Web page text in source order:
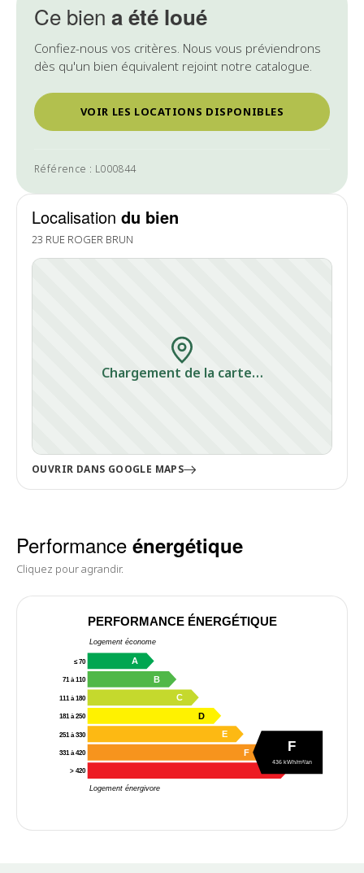
Ce bien a été loué
Confiez-nous vos critères. Nous vous préviendrons
dès qu'un bien équivalent rejoint notre catalogue.
VOIR LES LOCATIONS DISPONIBLES
Référence : L000844
Localisation du bien
23 RUE ROGER BRUN
Chargement de la carte…
OUVRIR DANS GOOGLE MAPS
Performance énergétique
Cliquez pour agrandir.
PERFORMANCE ÉNERGÉTIQUE
Logement économe
Logement énergivore
≤ 70 A
71 à 110 B
111 à 180 C
181 à 250 D
251 à 330 E
331 à 420 F
> 420
F
436 kWh/m²/an